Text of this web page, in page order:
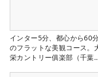
インター5分、都心から60
のフラットな美観コース。
栄カントリー俱楽部（千葉